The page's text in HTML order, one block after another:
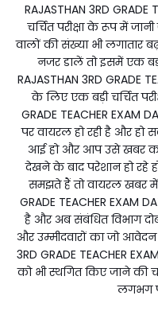
RAJASTHAN 3RD
चर्चित परीक्षा के रूप में
वालों की संख्या भी लगातार
नजर डालें तो इसमें एक
RAJASTHAN 3RD GRADE
के लिए एक बड़ी चर्चित
GRADE TEACHER
पर वायरल हो रही है और
आई हो और आप उसे खबर को
देखने के बाद परेशान हो रहे
समझते हैं तो वायरल खबर में
GRADE TEACHER EXAM
है और अब संबंधित विभाग
और उम्मीदवारों का जो आवेदन
3RD GRADE TEACHER
को भी स्थगित किए जाने की
लगभग